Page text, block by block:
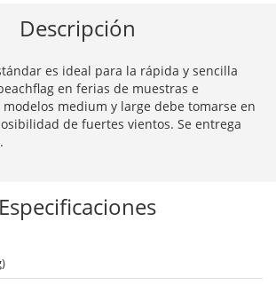
Descripción
es ideal para la rápida y sencilla
en ferias de muestras e
medium y large debe tomarse en
de fuertes vientos. Se entrega
Especificaciones